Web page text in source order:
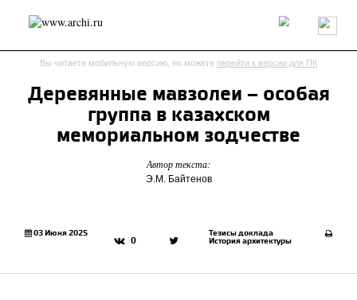
Россия Мир Технологии Интерьер Пресса
Архитекторы
Анонсы конкурсов
Интервью Исследование
Результаты конкурса
Рецензия Архитектура
Книги
Наследие Образование
Вы читаете мобильную версию, но можете перейти к версии для ПК
Деревянные мавзолеи – особая
группа в казахском
мемориальном зодчестве
Автор текста:
Э.М. Байтенов
03 Июня 2025
0
Тезисы доклада
История архитектуры